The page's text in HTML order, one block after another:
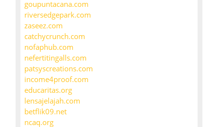
goupuntacana.com
riversedgepark.com
zaseez.com
catchycrunch.com
nofaphub.com
nefertitingalls.com
patsyscreations.com
income4proof.com
educaritas.org
lensajelajah.com
betflik09.net
ncaq.org